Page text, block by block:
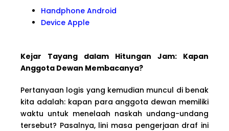
Handphone Android
Device Apple
Kejar Tayang dalam Hitungan Jam: Kapan
Anggota Dewan Membacanya?
Pertanyaan logis yang kemudian muncul di benak
kita adalah: kapan para anggota dewan memiliki
waktu untuk menelaah naskah undang-undang
tersebut? Pasalnya, lini masa pengerjaan draf ini